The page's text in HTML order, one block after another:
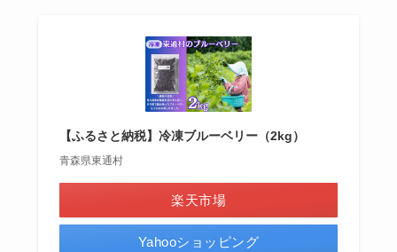
【ふるさと納税】冷凍ブルーベリー（2kg）
青森県東通村
楽天市場
Yahooショッピング